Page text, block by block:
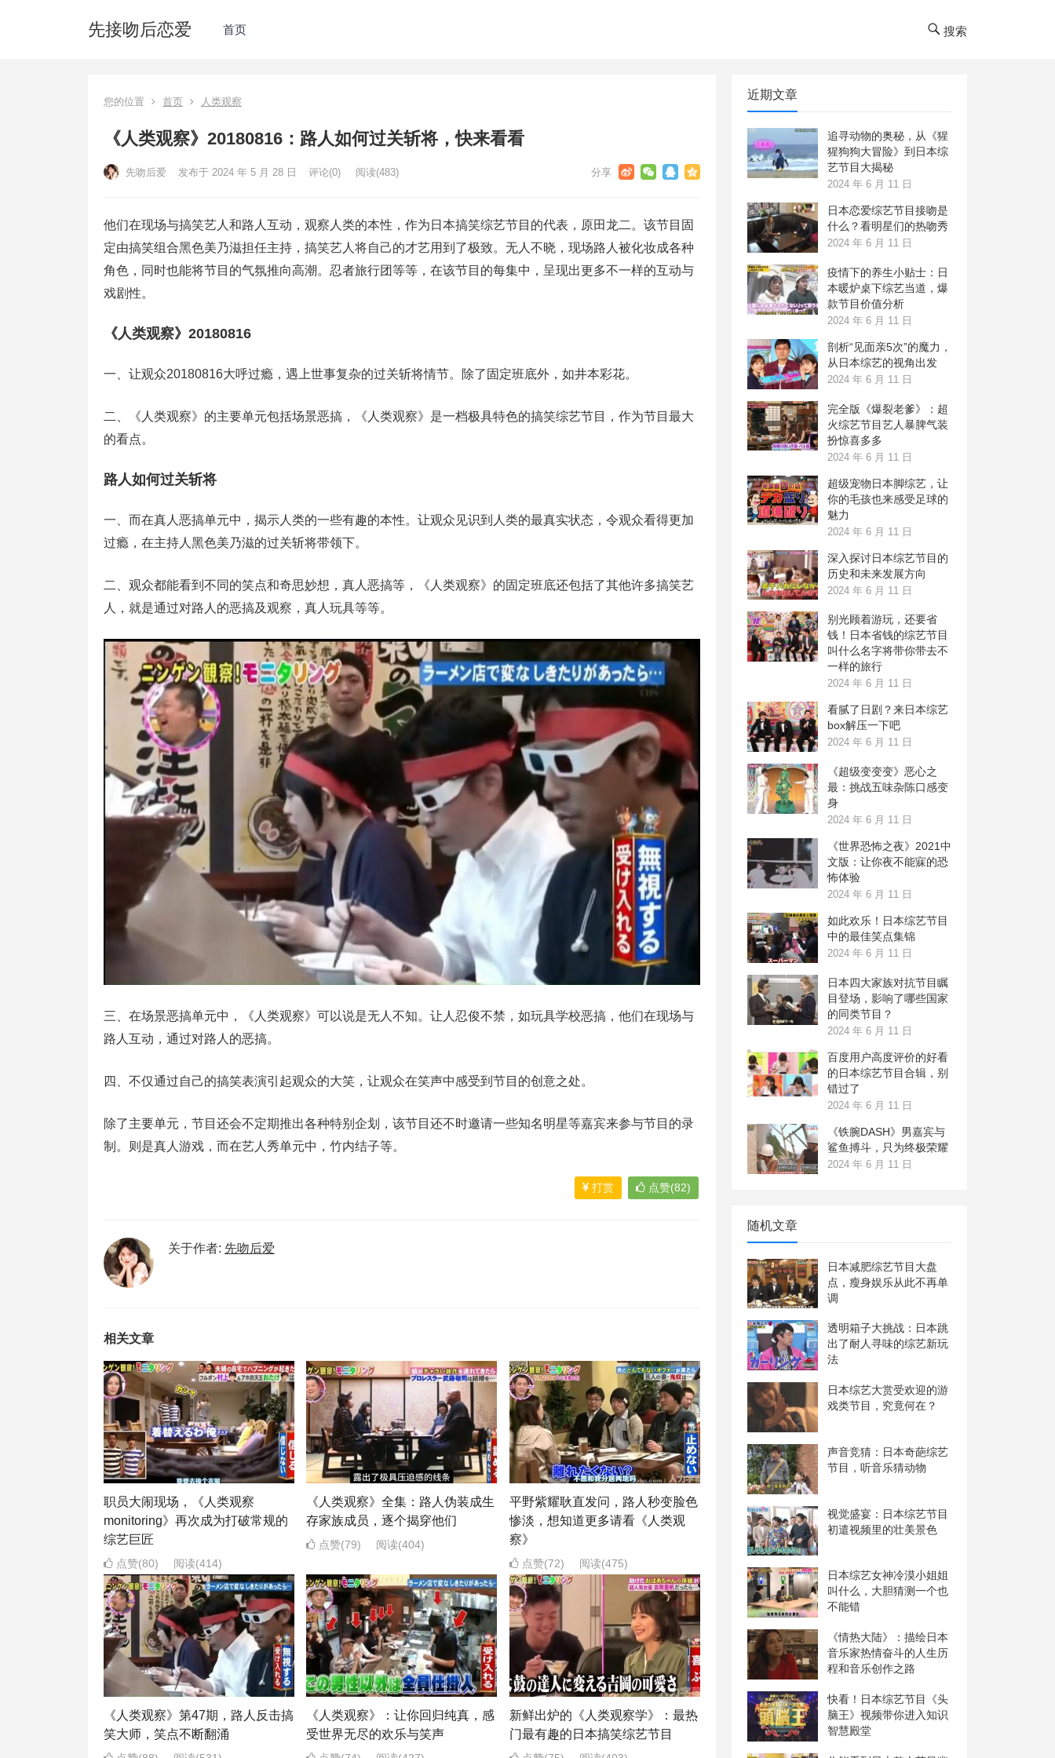
先接吻后恋爱 首页 搜索
您的位置 首页 人类观察
《人类观察》20180816：路人如何过关斩将，快来看看
先吻后爱 发布于 2024 年 5 月 28 日 评论(0) 阅读(483)
他们在现场与搞笑艺人和路人互动，观察人类的本性，作为日本搞笑综艺节目的代表，原田龙二。该节目固
定由搞笑组合黑色美乃滋担任主持，搞笑艺人将自己的才艺用到了极致。无人不晓，现场路人被化妆成各种
角色，同时也能将节目的气氛推向高潮。忍者旅行团等等，在该节目的每集中，呈现出更多不一样的互动与
戏剧性。
《人类观察》20180816
一、让观众20180816大呼过瘾，遇上世事复杂的过关斩将情节。除了固定班底外，如井本彩花。
二、《人类观察》的主要单元包括场景恶搞，《人类观察》是一档极具特色的搞笑综艺节目，作为节目最大
的看点。
路人如何过关斩将
一、而在真人恶搞单元中，揭示人类的一些有趣的本性。让观众见识到人类的最真实状态，令观众看得更加
过瘾，在主持人黑色美乃滋的过关斩将带领下。
二、观众都能看到不同的笑点和奇思妙想，真人恶搞等，《人类观察》的固定班底还包括了其他许多搞笑艺
人，就是通过对路人的恶搞及观察，真人玩具等等。
三、在场景恶搞单元中，《人类观察》可以说是无人不知。让人忍俊不禁，如玩具学校恶搞，他们在现场与
路人互动，通过对路人的恶搞。
四、不仅通过自己的搞笑表演引起观众的大笑，让观众在笑声中感受到节目的创意之处。
除了主要单元，节目还会不定期推出各种特别企划，该节目还不时邀请一些知名明星等嘉宾来参与节目的录
制。则是真人游戏，而在艺人秀单元中，竹内结子等。
打赏 点赞(82)
关于作者: 先吻后爱
相关文章
职员大闹现场，《人类观察
monitoring》再次成为打破常规的
综艺巨匠
点赞(80) 阅读(414)
《人类观察》全集：路人伪装成生
存家族成员，逐个揭穿他们
点赞(79) 阅读(404)
平野紫耀耿直发问，路人秒变脸色
惨淡，想知道更多请看《人类观
察》
点赞(72) 阅读(475)
《人类观察》第47期，路人反击搞
笑大师，笑点不断翻涌
《人类观察》：让你回归纯真，感
受世界无尽的欢乐与笑声
新鲜出炉的《人类观察学》：最热
门最有趣的日本搞笑综艺节目
近期文章
追寻动物的奥秘，从《猩
猩狗狗大冒险》到日本综
艺节目大揭秘
2024 年 6 月 11 日
日本恋爱综艺节目接吻是
什么？看明星们的热吻秀
2024 年 6 月 11 日
疫情下的养生小贴士：日
本暖炉桌下综艺当道，爆
款节目价值分析
2024 年 6 月 11 日
剖析“见面亲5次”的魔力，
从日本综艺的视角出发
2024 年 6 月 11 日
完全版《爆裂老爹》：超
火综艺节目艺人暴脾气装
扮惊喜多多
2024 年 6 月 11 日
超级宠物日本脚综艺，让
你的毛孩也来感受足球的
魅力
2024 年 6 月 11 日
深入探讨日本综艺节目的
历史和未来发展方向
2024 年 6 月 11 日
别光顾着游玩，还要省
钱！日本省钱的综艺节目
叫什么名字将带你带去不
一样的旅行
2024 年 6 月 11 日
看腻了日剧？来日本综艺
box解压一下吧
2024 年 6 月 11 日
《超级变变变》恶心之
最：挑战五味杂陈口感变
身
2024 年 6 月 11 日
《世界恐怖之夜》2021中
文版：让你夜不能寐的恐
怖体验
2024 年 6 月 11 日
如此欢乐！日本综艺节目
中的最佳笑点集锦
2024 年 6 月 11 日
日本四大家族对抗节目瞩
目登场，影响了哪些国家
的同类节目？
2024 年 6 月 11 日
百度用户高度评价的好看
的日本综艺节目合辑，别
错过了
2024 年 6 月 11 日
《铁腕DASH》男嘉宾与
鲨鱼搏斗，只为终极荣耀
2024 年 6 月 11 日
随机文章
日本减肥综艺节目大盘
点，瘦身娱乐从此不再单
调
透明箱子大挑战：日本跳
出了耐人寻味的综艺新玩
法
日本综艺大赏受欢迎的游
戏类节目，究竟何在？
声音竞猜：日本奇葩综艺
节目，听音乐猜动物
视觉盛宴：日本综艺节目
初遣视频里的壮美景色
日本综艺女神冷漠小姐姐
叫什么，大胆猜测一个也
不能错
《情热大陆》：描绘日本
音乐家热情奋斗的人生历
程和音乐创作之路
快看！日本综艺节目《头
脑王》视频带你进入知识
智慧殿堂